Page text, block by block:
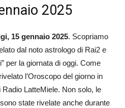
2025
15 gennaio 2025. Scopriamo
dal noto astrologo di Rai2 e
per la giornata di oggi. Come
l’Oroscopo del giorno in
LatteMiele. Non solo, le
state rivelate anche durante